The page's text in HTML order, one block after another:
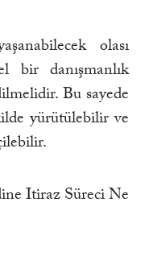
olası
bir danışmanlık
Bu sayede
yürütülebilir ve
Itiraz Süreci Ne